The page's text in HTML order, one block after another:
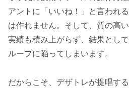
アントに「いいね！」と言われ
は作れません。そして、質の高
実績も積み上がらず、結果とし
ループに陥ってしまいます。
だからこそ、デザトレが提唱す